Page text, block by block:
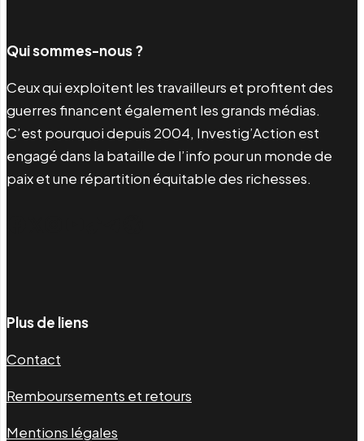
Qui sommes-nous ?
Ceux qui exploitent les travailleurs et profitent des
guerres financent également les grands médias.
C’est pourquoi depuis 2004, Investig’Action est
engagé dans la bataille de l’info pour un monde de
paix et une répartition équitable des richesses.
Plus de liens
Contact
Remboursements et retours
Mentions légales